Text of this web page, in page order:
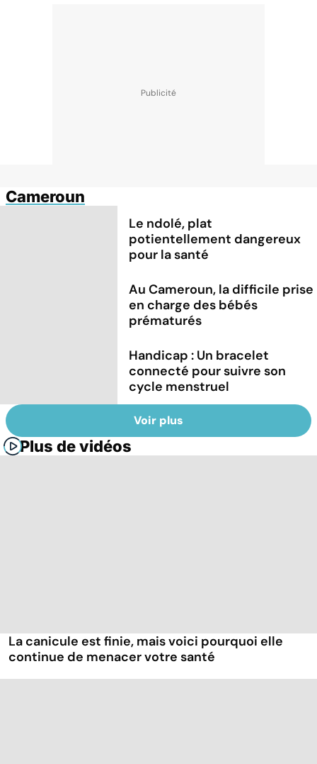
Cameroun
Le ndolé, plat
potientellement dangereux
pour la santé
Au Cameroun, la difficile prise
en charge des bébés
prématurés
Handicap : Un bracelet
connecté pour suivre son
cycle menstruel
Voir plus
Plus de vidéos
La canicule est finie, mais voici pourquoi elle
continue de menacer votre santé